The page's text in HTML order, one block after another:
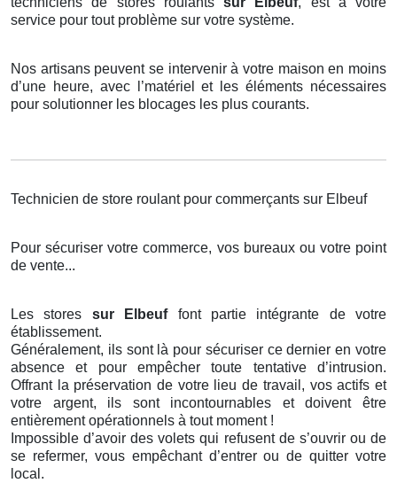
service pour tout problème sur votre système.
Nos artisans peuvent se intervenir à votre maison en moins
d’une heure, avec l’matériel et les éléments nécessaires
pour solutionner les blocages les plus courants.
Technicien de store roulant pour commerçants sur Elbeuf
Pour sécuriser votre commerce, vos bureaux ou votre point
de vente...
Les stores sur Elbeuf font partie intégrante de votre
établissement.
Généralement, ils sont là pour sécuriser ce dernier en votre
absence et pour empêcher toute tentative d’intrusion.
Offrant la préservation de votre lieu de travail, vos actifs et
votre argent, ils sont incontournables et doivent être
entièrement opérationnels à tout moment !
Impossible d’avoir des volets qui refusent de s’ouvrir ou de
se refermer, vous empêchant d’entrer ou de quitter votre
local.